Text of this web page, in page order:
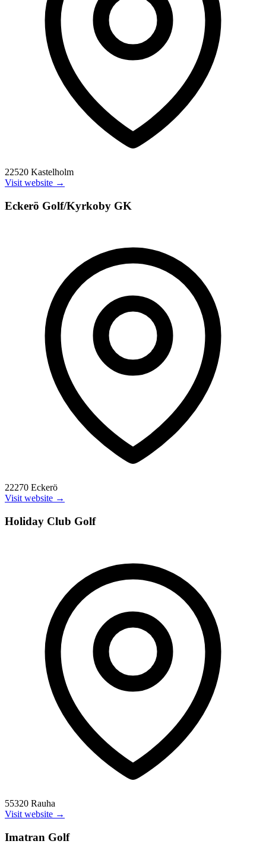
22520 Kastelholm
Visit website →
Eckerö Golf/Kyrkoby GK
22270 Eckerö
Visit website →
Holiday Club Golf
55320 Rauha
Visit website →
Imatran Golf